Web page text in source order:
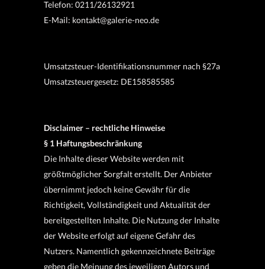
Telefon: 0211/26132921
E-Mail: kontakt@galerie-neo.de
Umsatzsteuer-Identifikationsnummer nach §27a
Umsatzsteuergesetz: DE158585585
Disclaimer – rechtliche Hinweise
§ 1 Haftungsbeschränkung
Die Inhalte dieser Website werden mit
größtmöglicher Sorgfalt erstellt. Der Anbieter
übernimmt jedoch keine Gewähr für die
Richtigkeit, Vollständigkeit und Aktualität der
bereitgestellten Inhalte. Die Nutzung der Inhalte
der Website erfolgt auf eigene Gefahr des
Nutzers. Namentlich gekennzeichnete Beiträge
geben die Meinung des jeweiligen Autors und